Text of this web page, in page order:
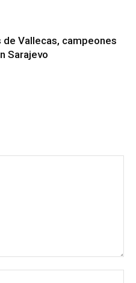
de Vallecas, campeones
Sarajevo